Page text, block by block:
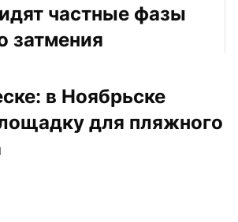
частные фазы
затмения
в Ноябрьске
для пляжного